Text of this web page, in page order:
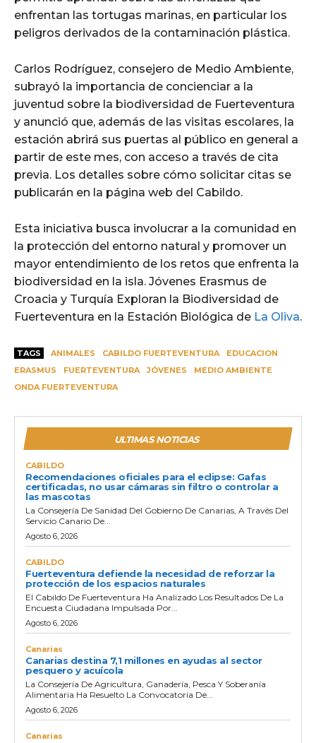
enfrentan las tortugas marinas, en particular los
peligros derivados de la contaminación plástica.
Carlos Rodríguez, consejero de Medio Ambiente,
subrayó la importancia de concienciar a la
juventud sobre la biodiversidad de Fuerteventura
y anunció que, además de las visitas escolares, la
estación abrirá sus puertas al público en general a
partir de este mes, con acceso a través de cita
previa. Los detalles sobre cómo solicitar citas se
publicarán en la página web del Cabildo.
Esta iniciativa busca involucrar a la comunidad en
la protección del entorno natural y promover un
mayor entendimiento de los retos que enfrenta la
biodiversidad en la isla. Jóvenes Erasmus de
Croacia y Turquía Exploran la Biodiversidad de
Fuerteventura en la Estación Biológica de La Oliva.
TAGS ANIMALES CABILDO FUERTEVENTURA
EDUCACION
ERASMUS
FUERTEVENTURA JÓVENES
MEDIO AMBIENTE
ONDA FUERTEVENTURA
ULTIMAS NOTICIAS
CABILDO
Recomendaciones oficiales para el eclipse: Gafas
certificadas, no usar cámaras sin filtro o controlar a
las mascotas
La Consejería De Sanidad Del Gobierno De Canarias, A Través Del
Servicio Canario De...
Agosto 6, 2026
CABILDO
Fuerteventura defiende la necesidad de reforzar la
protección de los espacios naturales
El Cabildo De Fuerteventura Ha Analizado Los Resultados De La
Encuesta Ciudadana Impulsada Por...
Agosto 6, 2026
Canarias
Canarias destina 7,1 millones en ayudas al sector
pesquero y acuícola
La Consejería De Agricultura, Ganadería, Pesca Y Soberanía
Alimentaria Ha Resuelto La Convocatoria De...
Agosto 6, 2026
Canarias